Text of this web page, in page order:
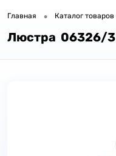
Главная • Каталог товаров
Люстра 06326/3